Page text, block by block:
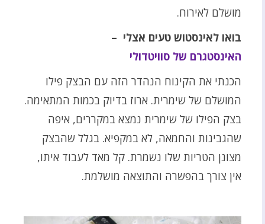
מושלם לאירוח.
בואו לאינסטוש טעים אצלי –
האינסטגרם של סוויטדולי
הכנתי את הקינוח הנהדר הזה עם הבצק פילו
המושלם של שימרית. ארוז בדיוק בכמות המתאימה.
בצק הפילו של שימרית נמצא במקררים, איפה
שהגבינות והחמאה, לא במקפיא. בגלל שהבצק
מצונן הטריות שלו נשמרת. קל מאד לעבוד איתו,
אין צורך בהפשרה והתוצאה מושלמת.